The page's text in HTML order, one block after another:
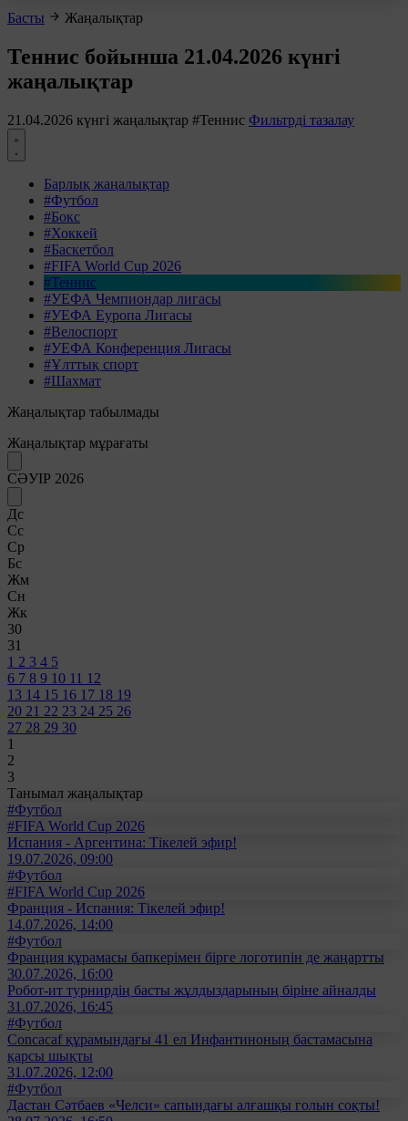
Басты Жаңалықтар
Теннис бойынша 21.04.2026 күнгі
жаңалықтар
21.04.2026 күнгі жаңалықтар #Теннис Фильтрді тазалау
Барлық жаңалықтар
#Футбол
#Бокс
#Хоккей
#Баскетбол
#FIFA World Cup 2026
#Теннис
#УЕФА Чемпиондар лигасы
#УЕФА Еуропа Лигасы
#Велоспорт
#УЕФА Конференция Лигасы
#Ұлттық спорт
#Шахмат
Жаңалықтар табылмады
Жаңалықтар мұрағаты
СӘУІР 2026
Дс
Сс
Ср
Бс
Жм
Сн
Жк
30
31
1 2 3 4 5
6 7 8 9 10 11 12
13 14 15 16 17 18 19
20 21 22 23 24 25 26
27 28 29 30
1
2
3
Танымал жаңалықтар
#Футбол
#FIFA World Cup 2026
Испания - Аргентина: Тікелей эфир!
19.07.2026, 09:00
#Футбол
#FIFA World Cup 2026
Франция - Испания: Тікелей эфир!
14.07.2026, 14:00
#Футбол
Франция құрамасы бапкерімен бірге логотипін де жаңартты
30.07.2026, 16:00
Робот-ит турнирдің басты жұлдыздарының біріне айналды
31.07.2026, 16:45
#Футбол
Concacaf құрамындағы 41 ел Инфантиноның бастамасына
қарсы шықты
31.07.2026, 12:00
#Футбол
Дастан Сәтбаев «Челси» сапындағы алғашқы голын соқты!